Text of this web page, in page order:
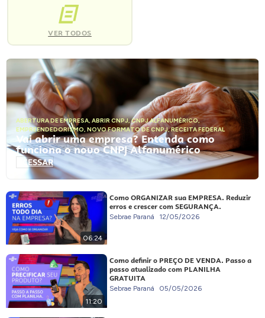
VER TODOS
ABERTURA DE EMPRESA, ABRIR CNPJ,CNPJ ALFANUMÉRICO,
EMPREENDEDORISMO, NOVO FORMATO DE CNPJ,RECEITA FEDERAL
Vai abrir uma empresa? Entenda como
funciona o novo CNPJ Alfanumérico
ACESSAR
06:24
Como ORGANIZAR sua EMPRESA. Reduzir
erros e crescer com SEGURANÇA.
Sebrae Paraná 12/05/2026
11:20
Como definir o PREÇO DE VENDA. Passo a
passo atualizado com PLANILHA
GRATUITA
Sebrae Paraná 05/05/2026